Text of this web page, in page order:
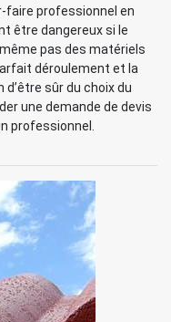
faire professionnel en
être dangereux si le
pas des matériels
déroulement et la
d’être sûr du choix du
une demande de devis
professionnel.